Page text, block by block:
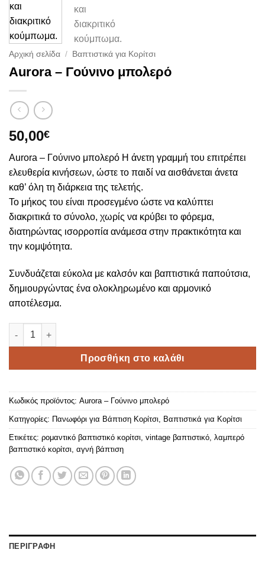
Αρχική σελίδα / Βαπτιστικά για Κορίτσι
Aurora – Γούνινο μπολερό
50,00€
Aurora – Γούνινο μπολερό Η άνετη γραμμή του επιτρέπει
ελευθερία κινήσεων, ώστε το παιδί να αισθάνεται άνετα
καθ’ όλη τη διάρκεια της τελετής.
Το μήκος του είναι προσεγμένο ώστε να καλύπτει
διακριτικά το σύνολο, χωρίς να κρύβει το φόρεμα,
διατηρώντας ισορροπία ανάμεσα στην πρακτικότητα και
την κομψότητα.
Συνδυάζεται εύκολα με καλσόν και βαπτιστικά παπούτσια,
δημιουργώντας ένα ολοκληρωμένο και αρμονικό
αποτέλεσμα.
Aurora – Γούνινο μπολερό ποσότητα
Προσθήκη στο καλάθι
Κωδικός προϊόντος: Aurora – Γούνινο μπολερό
Κατηγορίες: Πανωφόρι για Βάπτιση Κορίτσι Βαπτιστικά για Κορίτσι
Ετικέτες: ρομαντικό βαπτιστικό κορίτσι vintage βαπτιστικό λαμπερό
βαπτιστικό κορίτσι αγνή βάπτιση
ΠΕΡΙΓΡΑΦΗ